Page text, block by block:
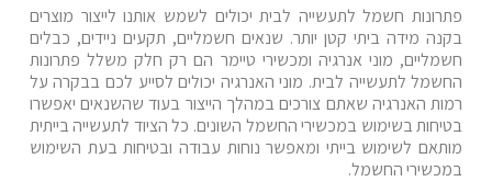
פתרונות חשמל לתעשייה לבית יכולים לשמש אותנו לייצור מוצרים
בקנה מידה ביתי קטן יותר. שנאים חשמליים, תקעים ניידים, כבלים
חשמליים, מוני אנרגיה ומכשירי טיימר הם רק חלק משלל פתרונות
החשמל לתעשייה לבית. מוני האנרגיה יכולים לסייע לכם בבקרה על
רמות האנרגיה שאתם צורכים במהלך הייצור בעוד שהשנאים יאפשרו
בטיחות בשימוש במכשירי החשמל השונים. כל הציוד לתעשייה בייתית
מותאם לשימוש בייתי ומאפשר נוחות עבודה ובטיחות בעת השימוש
במכשירי החשמל.